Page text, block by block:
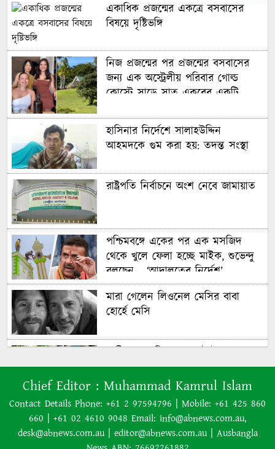
একাধিক প্রজন্মের একত্রে বসবাসের
বিষয়ে দৃষ্টিভঙ্গি
নিজ প্রজন্মের পর প্রজন্মের বসবাসের
জন্য এক অস্ট্রেলীয় পরিবার গোল্ড
কোস্টে সাড়ে সাত একরের একটি
হাসিনার নির্দেশে সালাহউদ্দিন
আহমদকে গুম করা হয়: তদন্ত সংস্থা
রাষ্ট্রপতি নির্বাচনে অংশ নেবে জামায়াত
পশ্চিমবঙ্গে একের পর এক মসজিদ
থেকে খুলে ফেলা হচ্ছে মাইক, শুভেন্দু
বলছেন— ‘আদালতের নির্দেশ’
মারা গেলেন লিওনেল মেসির বাবা
হোর্হে মেসি
আসন-সংক্রান্ত নীতিকে ‘বিভ্রান্তিকর ও
প্রতারণামূলক’ আখ্যা দেওয়া হয়েছে
বাংলাদেশের বর্তমান সরকার নিয়ে
হাসিনার মন্তব্য ভারত সমর্থন করে না:
Chief Editor : Muhammad Kamrul Islam
Contact Details Phone: +61 2 97594796 | Mobile: +61 425 860
660 | +61 02 4610 9048 Email: info@abnews.com.au,
desk@abnews.com.au | editor@abnews.com.au | Ausbangla